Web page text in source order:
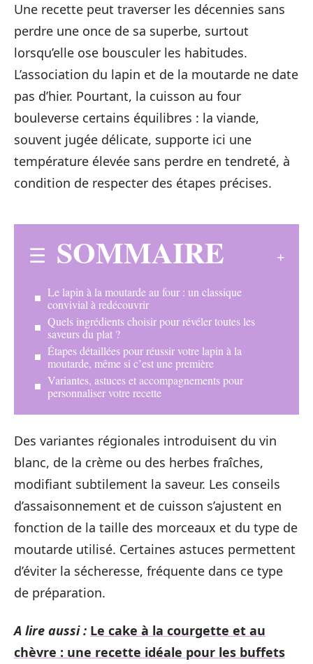
Une recette peut traverser les décennies sans
perdre une once de sa superbe, surtout
lorsqu’elle ose bousculer les habitudes.
L’association du lapin et de la moutarde ne date
pas d’hier. Pourtant, la cuisson au four
bouleverse certains équilibres : la viande,
souvent jugée délicate, supporte ici une
température élevée sans perdre en tendreté, à
condition de respecter des étapes précises.
SOMMAIRE
Le lapin à la moutarde au four : un classique
convivial à redécouvrir
Quels ingrédients choisir pour révéler toutes les
saveurs du plat ?
Étapes détaillées pour réussir votre lapin à la
moutarde, même si c’est une première
Variantes, astuces et accompagnements pour
personnaliser votre recette
Des variantes régionales introduisent du vin
blanc, de la crème ou des herbes fraîches,
modifiant subtilement la saveur. Les conseils
d’assaisonnement et de cuisson s’ajustent en
fonction de la taille des morceaux et du type de
moutarde utilisé. Certaines astuces permettent
d’éviter la sécheresse, fréquente dans ce type
de préparation.
A lire aussi : Le cake à la courgette et au
chèvre : une recette idéale pour les buffets